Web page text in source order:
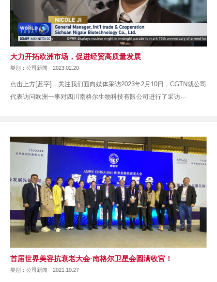
大力开拓欧洲市场，促进经贸高质量发展
类别：公司新闻 2023.02.20
点击上方[蓝字]，关注我们面向媒体采访2023年2月10日，CGTN就公司
代表访问欧洲一事对四川南格尔生物科技有限公司进行了采访···
首届世界美容抗衰老大会·南格尔卫星会圆满收官！
类别：公司新闻 2021.10.27